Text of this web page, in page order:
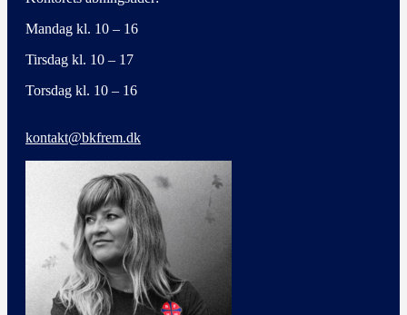
Mandag kl. 10 – 16
Tirsdag kl. 10 – 17
Torsdag kl. 10 – 16
kontakt@bkfrem.dk